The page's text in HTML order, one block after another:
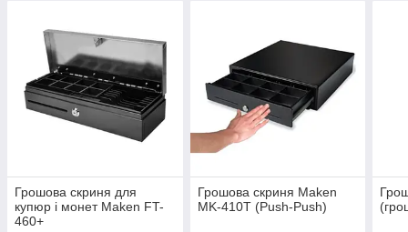
Грошова скриня для
купюр і монет Maken FT-
460+
Грошова скриня Maken
MK-410T (Push-Push)